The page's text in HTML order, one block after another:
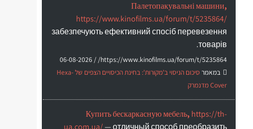
Палетопакувальні машини,
https://www.kinofilms.ua/forum/t/5235864/
забезпечують ефективний спосіб перевезення
товарів.
https://www.kinofilms.ua/forum/t/5235864/ /
06-08-2026
במאמר
סיכום הניסוי ב'מקורות': בחינת הכיסויים הצפים של Hexa-
Cover מדנמרק
Купить бескаркасную мебель, https://th-
ua.com.ua/— отличный способ преобразить